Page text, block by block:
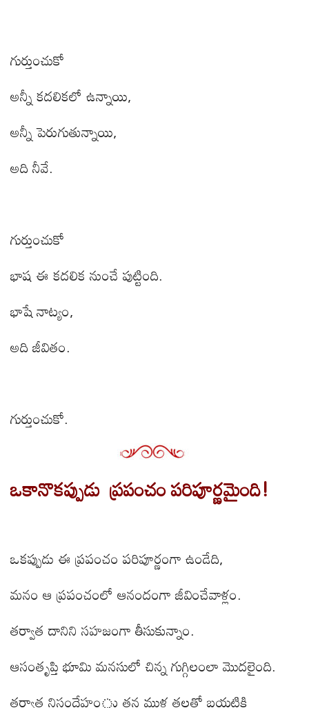
గుర్తుంచుకో
అన్నీ కదలికలో ఉన్నాయి,
అన్నీ పెరుగుతున్నాయి,
అది నీవే.
గుర్తుంచుకో
భాష ఈ కదలిక నుంచే పుట్టింది.
భాషే నాట్యం,
అది జీవితం.
గుర్తుంచుకో.
ఒకానొకప్పుడు ప్రపంచం పరిపూర్ణమైంది!
ఒకప్పుడు ఈ ప్రపంచం పరిపూర్ణంగా ఉండేది,
మనం ఆ ప్రపంచంలో ఆనందంగా జీవించేవాళ్లం.
తర్వాత దానిని సహజంగా తీసుకున్నాం.
ఆసంతృప్తి భూమి మనసులో చిన్న గుగ్గిలంలా మొదలైంది.
తర్వాత నిసందేహంు తన ముళ్ల తలతో బయటికి